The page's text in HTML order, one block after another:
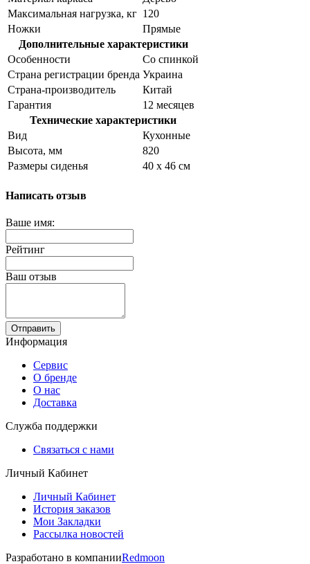
Максимальная нагрузка, кг 120
Ножки
Прямые
Дополнительные характеристики
Особенности
Со спинкой
Страна регистрации бренда Украина
Страна-производитель
Китай
Гарантия
12 месяцев
Технические характеристики
Вид
Кухонные
Высота, мм
820
Размеры сиденья
40 х 46 см
Написать отзыв
Ваше имя:
Рейтинг
Ваш отзыв
Отправить
Информация
Сервис
О бренде
О нас
Доставка
Служба поддержки
Связаться с нами
Личный Кабинет
Личный Кабинет
История заказов
Мои Закладки
Рассылка новостей
Разработано в компанииRedmoon